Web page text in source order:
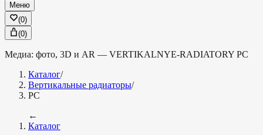
Меню
(0)
(0)
Медиа: фото, 3D и AR — VERTIKALNYE-RADIATORY РС
Каталог/
Вертикальные радиаторы/
РС
←
Каталог